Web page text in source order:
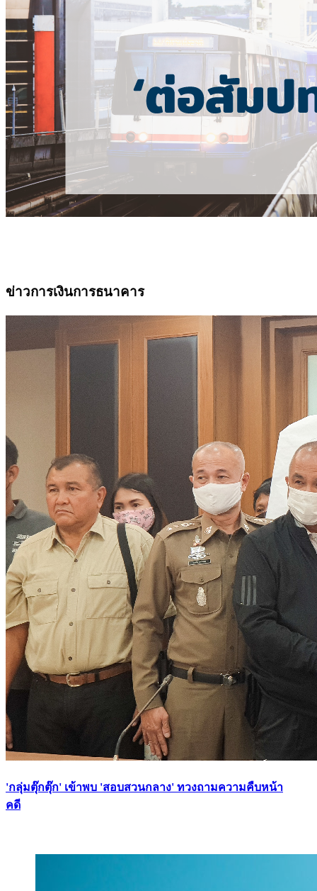
ข่าวการเงินการธนาคาร
'กลุ่มตุ๊กตุ๊ก' เข้าพบ 'สอบสวนกลาง' ทวงถามความคืบหน้า
คดี